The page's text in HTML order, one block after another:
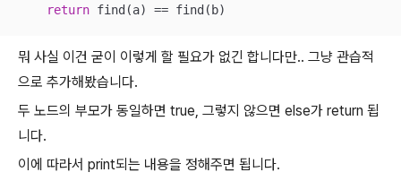
return find(a) == find(b)
뭐 사실 이건 굳이 이렇게 할 필요가 없긴 합니다만.. 그냥 관습적
으로 추가해봤습니다.
두 노드의 부모가 동일하면 true, 그렇지 않으면 else가 return 됩
니다.
이에 따라서 print되는 내용을 정해주면 됩니다.